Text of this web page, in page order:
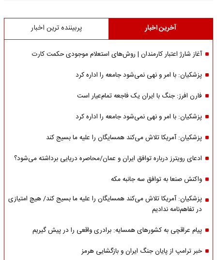
آخرین اخبار پربیننده ترین اخبار
آغاز شارژ اعتبار کارمندان | روش‌های استعلام موجودی حکمت کارت
پزشکیان: با امر و نهی نمی‌شود جامعه را اداره کرد
فارن افرز: جنگ با ایران یک فاجعه تمام‌عیار است
پزشکیان: با امر و نهی نمی‌شود جامعه را اداره کرد
پزشکیان: آمریکا تلاش می‌کند همسایگان را علیه ما بسیج کند
ادعای رویترز درباره توافق ایران و عمان/محاصره دریایی برداشته می‌شود؟
واکنش صنعا به توافق سه جانبه مکه
پزشکیان: آمریکا تلاش می‌کند همسایگان را علیه ما بسیج کند/ هیچ امتیازی
در تفاهم‌نامه ندادیم
پیام عراقچی به کشورهای همسایه: برادری واقعی را در پیش گیریم
خبر ترامپ از پایان جنگ ایران و بازگشایی هرمز